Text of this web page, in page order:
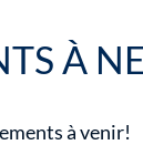
À
à venir!